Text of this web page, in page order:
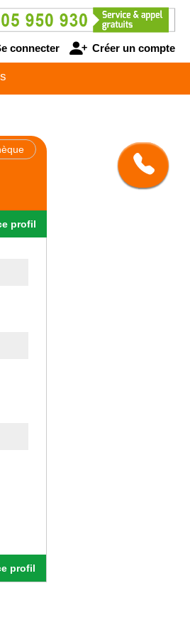
connecter Créer un compte
profil
profil